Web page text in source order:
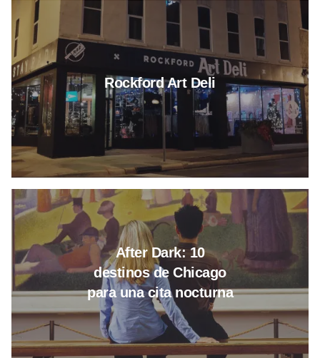
Rockford Art Deli
Leer más sobre Rockford Art
After Dark: 10
destinos de Chicago
para una cita nocturna
Leer más sobre 10 destinos